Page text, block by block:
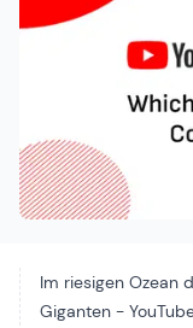
Im riesigen Ozean
Giganten -